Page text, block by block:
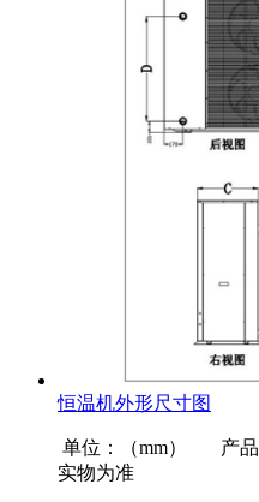
恒温机外形尺寸图
单位：（mm） 产品
实物为准